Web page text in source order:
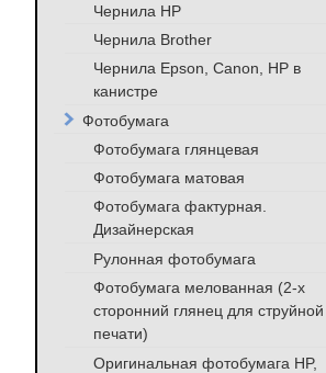
Чернила HP
Чернила Brother
Чернила Epson, Canon, HP в
канистре
Фотобумага
Фотобумага глянцевая
Фотобумага матовая
Фотобумага фактурная.
Дизайнерская
Рулонная фотобумага
Фотобумага мелованная (2-х
сторонний глянец для струйной
печати)
Оригинальная фотобумага HP,